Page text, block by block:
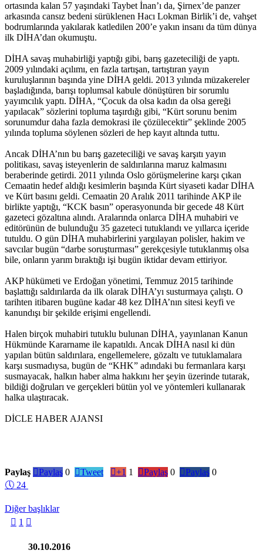
ortasında kalan 57 yaşındaki Taybet İnan’ı da, Şirnex’de panzer
arkasında cansız bedeni sürüklenen Hacı Lokman Birlik’i de, vahşet
bodrumlarında yakılarak katledilen 200’e yakın insanı da tüm dünya
ilk DİHA’dan okumuştu.
DİHA savaş muhabirliği yaptığı gibi, barış gazeteciliği de yaptı.
2009 yılındaki açılımı, en fazla tartışan, tartıştıran yayın
kuruluşlarının başında yine DİHA geldi. 2013 yılında müzakereler
başladığında, barışı toplumsal kabule dönüştüren bir sorumlu
yayımcılık yaptı. DİHA, “Çocuk da olsa kadın da olsa gereği
yapılacak” sözlerini topluma taşırdığı gibi, “Kürt sorunu benim
sorunumdur daha fazla demokrasi ile çözülecektir” şeklinde 2005
yılında topluma söylenen sözleri de hep kayıt altında tuttu.
Ancak DİHA’nın bu barış gazeteciliği ve savaş karşıtı yayın
politikası, savaş isteyenlerin de saldırılarına maruz kalmasını
beraberinde getirdi. 2011 yılında Oslo görüşmelerine karşı çıkan
Cemaatin hedef aldığı kesimlerin başında Kürt siyaseti kadar DİHA
ve Kürt basını geldi. Cemaatin 20 Aralık 2011 tarihinde AKP ile
birlikte yaptığı, “KCK basın” operasyonunda bir gecede 48 Kürt
gazeteci gözaltına alındı. Aralarında onlarca DİHA muhabiri ve
editörünün de bulunduğu 35 gazeteci tutuklandı ve yıllarca içeride
tutuldu. O gün DİHA muhabirlerini yargılayan polisler, hakim ve
savcılar bugün “darbe soruşturması” gerekçesiyle tutuklanmış olsa
bile, onların yarım bıraktığı işi bugün iktidar devam ettiriyor.
AKP hükümeti ve Erdoğan yönetimi, Temmuz 2015 tarihinde
başlattığı saldırılarda da ilk olarak DİHA’yı susturmaya çalıştı. O
tarihten itibaren bugüne kadar 48 kez DİHA’nın sitesi keyfi ve
kanundışı bir şekilde erişimi engellendi.
Halen birçok muhabiri tutuklu bulunan DİHA, yayınlanan Kanun
Hükmünde Kararname ile kapatıldı. Ancak DİHA nasıl ki dün
yapılan bütün saldırılara, engellemelere, gözaltı ve tutuklamalara
karşı susmadıysa, bugün de “KHK” adındaki bu fermanlara karşı
susmayacak, halkın haber alma hakkını her şeyin üzerinde tutarak,
bildiği doğruları ve gerçekleri bütün yol ve yöntemleri kullanarak
halka ulaştıracak.
DİCLE HABER AJANSI
Paylaş Paylaş 0 Tweet +1 1 Paylaş 0 Paylaş 0
🕔 24
Diğer başlıklar
 1 
30.10.2016